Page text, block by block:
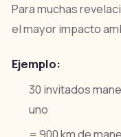
Para muchas
el mayor impacto
Ejemplo:
30 invitados
uno